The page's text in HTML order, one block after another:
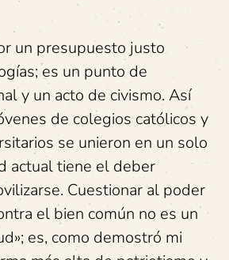
un presupuesto justo
es un punto de
y un acto de civismo. Así
de colegios católicos y
se unieron en un solo
actual tiene el deber
Cuestionar al poder
el bien común no es un
es, como demostró mi